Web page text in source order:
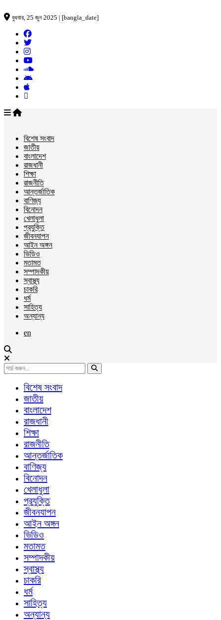
বুধবার, 25 জুন 2025 | [bangla_date]
বিশেষ সংবাদ
জাতীয়
বাংলাদেশ
রাজধানী
শিক্ষা
রাজনীতি
আন্তর্জাতিক
বাণিজ্য
বিনোদন
খেলাধুলা
প্রযুক্তি
জীবনযাপন
আইন অঙ্গন
ভিডিও
মতামত
সম্পাদকীয়
স্বাস্থ্য
চাকরি
ধর্ম
সাহিত্য
অন্যান্য
en
বিশেষ সংবাদ
জাতীয়
বাংলাদেশ
রাজধানী
শিক্ষা
রাজনীতি
আন্তর্জাতিক
বাণিজ্য
বিনোদন
খেলাধুলা
প্রযুক্তি
জীবনযাপন
আইন অঙ্গন
ভিডিও
মতামত
সম্পাদকীয়
স্বাস্থ্য
চাকরি
ধর্ম
সাহিত্য
অন্যান্য